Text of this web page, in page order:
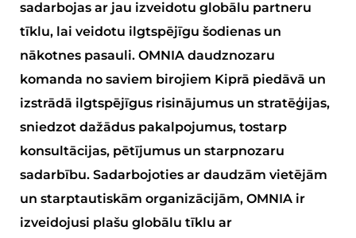
sadarbojas ar jau izveidotu globālu partneru
tīklu, lai veidotu ilgtspējīgu šodienas un
nākotnes pasauli. OMNIA daudznozaru
komanda no saviem birojiem Kiprā piedāvā un
izstrādā ilgtspējīgus risinājumus un stratēģijas,
sniedzot dažādus pakalpojumus, tostarp
konsultācijas, pētījumus un starpnozaru
sadarbību. Sadarbojoties ar daudzām vietējām
un starptautiskām organizācijām, OMNIA ir
izveidojusi plašu globālu tīklu ar